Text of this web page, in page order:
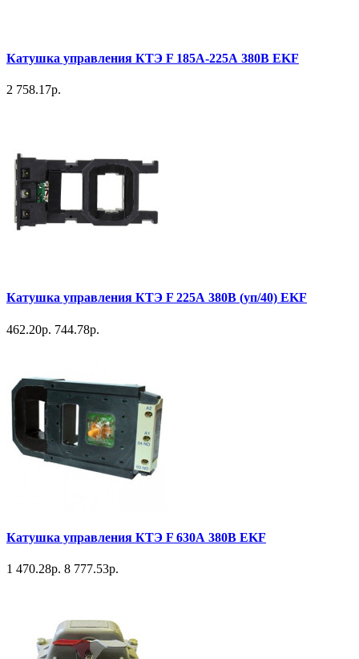
Катушка управления КТЭ F 185А-225А 380В EKF
2 758.17р.
Катушка управления КТЭ F 225А 380В (уп/40) EKF
462.20р. 744.78р.
Катушка управления КТЭ F 630А 380В EKF
1 470.28р. 8 777.53р.